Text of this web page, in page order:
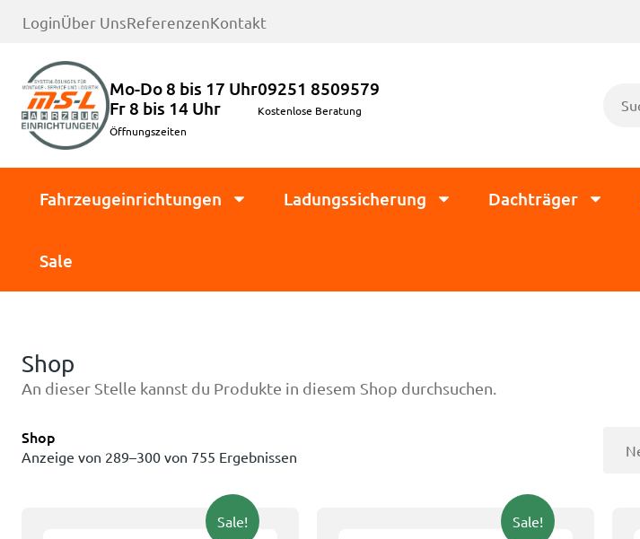
LoginÜber UnsReferenzenKontakt
Mo-Do 8 bis 17 Uhr
Fr 8 bis 14 Uhr
Öffnungszeiten
09251 8509579
Kostenlose Beratung
Fahrzeugeinrichtungen Ladungssicherung Dachträger
Sale
Shop
An dieser Stelle kannst du Produkte in diesem Shop durchsuchen.
Shop
Anzeige von 289–300 von 755 Ergebnissen
Sale! Sale!